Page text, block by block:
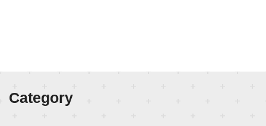
Category